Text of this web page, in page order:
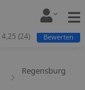
Regensburg
4,25 (24) Bewerten